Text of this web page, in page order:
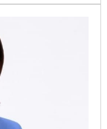
等地都受到影響。